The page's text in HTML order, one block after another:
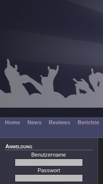
Home News Reviews Berichte
Anmeldung
Benutzername
Passwort